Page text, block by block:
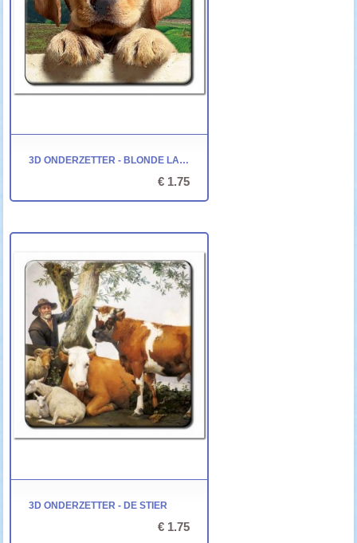
3D ONDERZETTER - BLONDE LABRADOR PUP
€ 1.75
3D ONDERZETTER - DE STIER
€ 1.75